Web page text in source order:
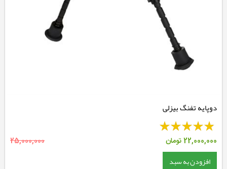
دوپایه تفنگ بیزلی
22,000,000تومان 25,000,000
افزودن به سبد